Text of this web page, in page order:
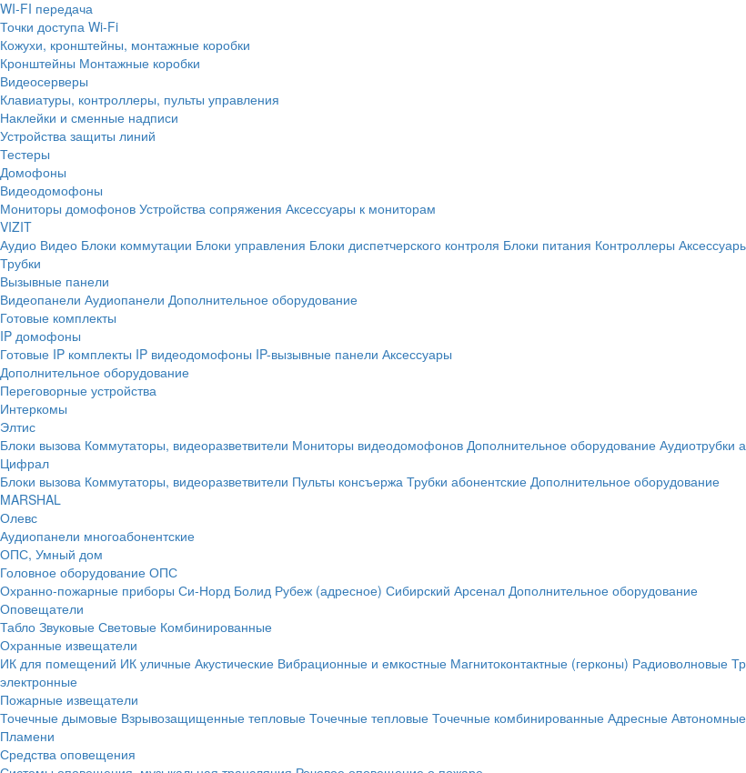
WI-FI передача
Точки доступа Wi-Fi
Кожухи, кронштейны, монтажные коробки
Кронштейны Монтажные коробки
Видеосерверы
Клавиатуры, контроллеры, пульты управления
Наклейки и сменные надписи
Устройства защиты линий
Тестеры
Домофоны
Видеодомофоны
Мониторы домофонов Устройства сопряжения Аксессуары к мониторам
VIZIT
Аудио Видео Блоки коммутации Блоки управления Блоки диспетчерского контроля Блоки питания Контроллеры
Трубки
Вызывные панели
Видеопанели Аудиопанели Дополнительное оборудование
Готовые комплекты
IP домофоны
Готовые IP комплекты IP видеодомофоны IP-вызывные панели Аксессуары
Дополнительное оборудование
Переговорные устройства
Интеркомы
Элтис
Блоки вызова Коммутаторы, видеоразветвители Мониторы видеодомофонов Дополнительное оборудование Аудиотрубки
Цифрал
Блоки вызова Коммутаторы, видеоразветвители Пульты консъержа Трубки абонентские Дополнительное оборудование
MARSHAL
Олевс
Аудиопанели многоабонентские
ОПС, Умный дом
Головное оборудование ОПС
Охранно-пожарные приборы Си-Норд Болид Рубеж (адресное) Сибирский Арсенал Дополнительное оборудование
Оповещатели
Табло Звуковые Световые Комбинированные
Охранные извещатели
ИК для помещений ИК уличные Акустические Вибрационные и емкостные Магнитоконтактные (герконы) Радиоволновые
электронные
Пожарные извещатели
Точечные дымовые Взрывозащищенные тепловые Точечные тепловые Точечные комбинированные Адресные Автономные
Пламени
Средства оповещения